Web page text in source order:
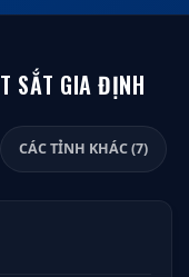
SẮT GIA ĐỊNH
CÁC TỈNH KHÁC (7)